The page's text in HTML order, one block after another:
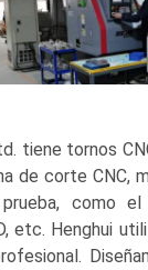
tiene tornos
de corte
como
etc. Henghui